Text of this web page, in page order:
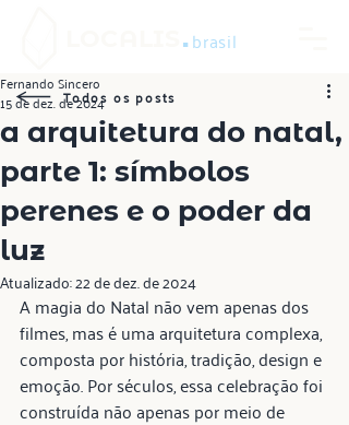
.brasil
a arquitetura do natal,
parte 1: símbolos
perenes e o poder da
luz
Fernando Sincero
15 de dez. de 2024
Atualizado:22 de dez. de 2024
A magia do Natal não vem apenas dos
filmes, mas é uma arquitetura complexa,
composta por história, tradição, design e
emoção. Por séculos, essa celebração foi
construída não apenas por meio de
Todos os posts